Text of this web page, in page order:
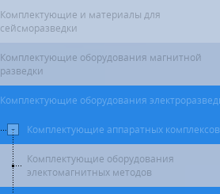
Комплектующие и материалы для
сейсморазведки
Комплектующие оборудования магнитной
разведки
Комплектующие оборудования
Комплектующие аппаратных комплексов
Комплектующие оборудования
электомагнитных методов